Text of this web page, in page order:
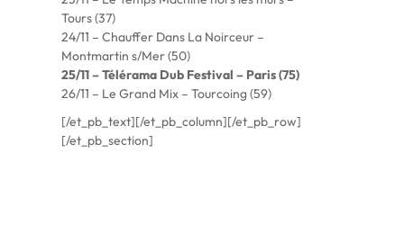
Tours (37)
24/11 – Chauffer Dans La Noirceur –
Montmartin s/Mer (50)
25/11 – Télérama Dub Festival – Paris (75)
26/11 – Le Grand Mix – Tourcoing (59)
[/et_pb_text][/et_pb_column][/et_pb_row]
[/et_pb_section]